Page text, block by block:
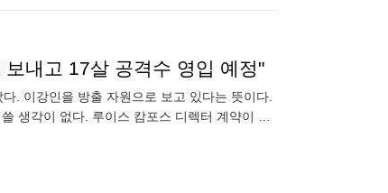
내고 17살 공격수 영입 예정"
. 이강인을 방출 자원으로 보고 있다는 뜻이다.
생각이 없다. 루이스 캄포스 디렉터 계약이 연